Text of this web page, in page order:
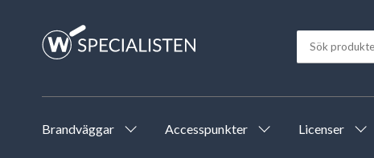
Brandväggar Accesspunkter Licenser